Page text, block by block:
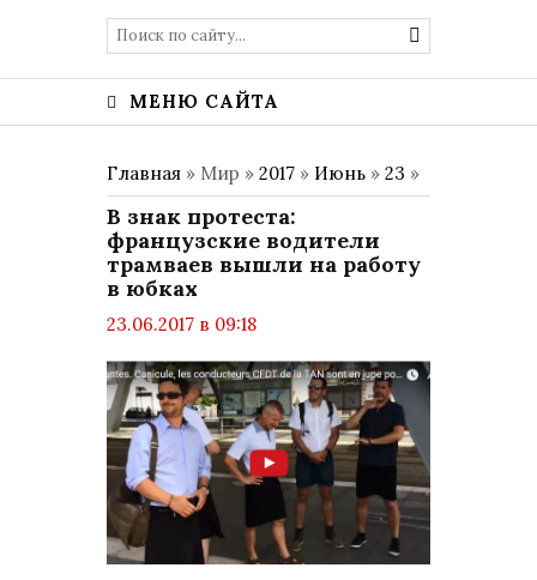
МЕНЮ САЙТА
Главная » Мир » 2017 » Июнь » 23 »
В знак протеста:
французские водители
трамваев вышли на работу
в юбках
23.06.2017 в 09:18
комментариев: 0
Мир